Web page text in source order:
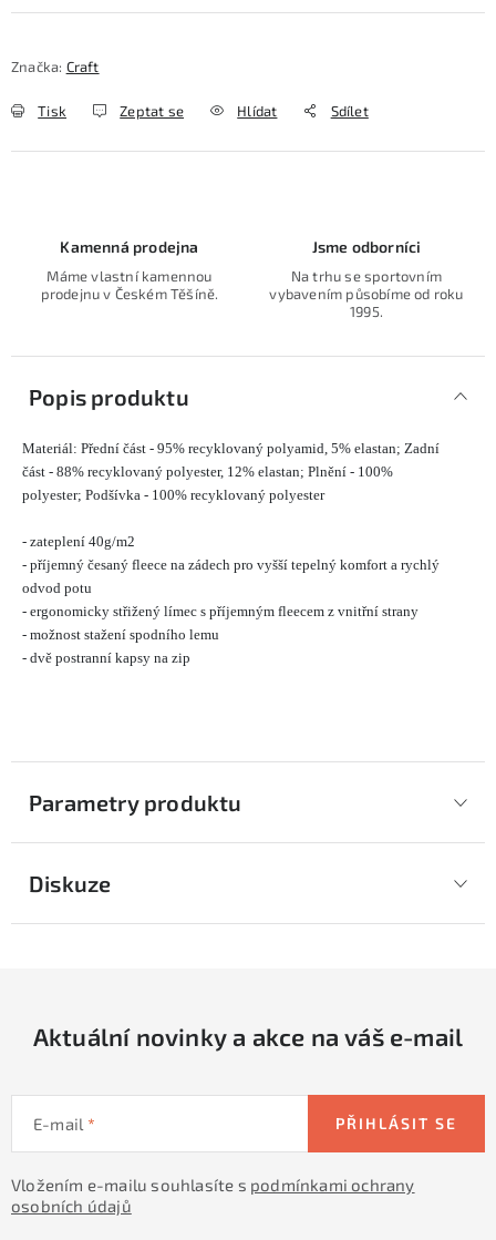
Značka: Craft
Tisk Zeptat se Hlídat Sdílet
Kamenná prodejna
Máme vlastní kamennou
prodejnu v Českém Těšíně.
Jsme odborníci
Na trhu se sportovním
vybavením působíme od roku
1995.
Popis produktu
Materiál: Přední část - 95% recyklovaný polyamid, 5% elastan; Zadní
část - 88% recyklovaný polyester, 12% elastan; Plnění - 100%
polyester; Podšívka - 100% recyklovaný polyester
- zateplení 40g/m2
- příjemný česaný fleece na zádech pro vyšší tepelný komfort a rychlý
odvod potu
- ergonomicky střižený límec s příjemným fleecem z vnitřní strany
- možnost stažení spodního lemu
- dvě postranní kapsy na zip
Parametry produktu
Diskuze
Aktuální novinky a akce na váš e-mail
E-mail
Vložením e-mailu souhlasíte s podmínkami ochrany
osobních údajů
PŘIHLÁSIT SE